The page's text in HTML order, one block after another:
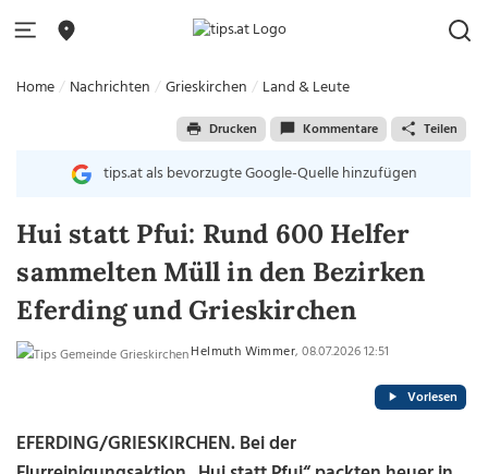
Home Nachrichten Grieskirchen Land & Leute
Drucken Kommentare Teilen
tips.at als bevorzugte Google-Quelle hinzufügen
Hui statt Pfui: Rund 600 Helfer
sammelten Müll in den Bezirken
Eferding und Grieskirchen
Helmuth Wimmer, 08.07.2026 12:51
Vorlesen
EFERDING/GRIESKIRCHEN. Bei der